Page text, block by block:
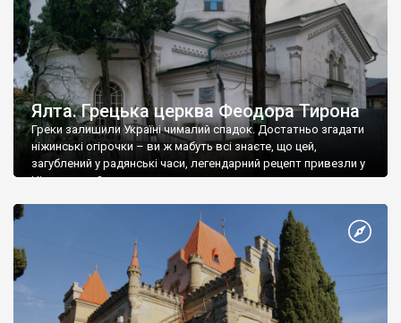
Ялта. Грецька церква Феодора Тирона
Греки залишили Україні чималий спадок. Достатньо згадати
ніжинські огірочки – ви ж мабуть всі знаєте, що цей,
загублений у радянські часи, легендарний рецепт привезли у
Ніжин греки?